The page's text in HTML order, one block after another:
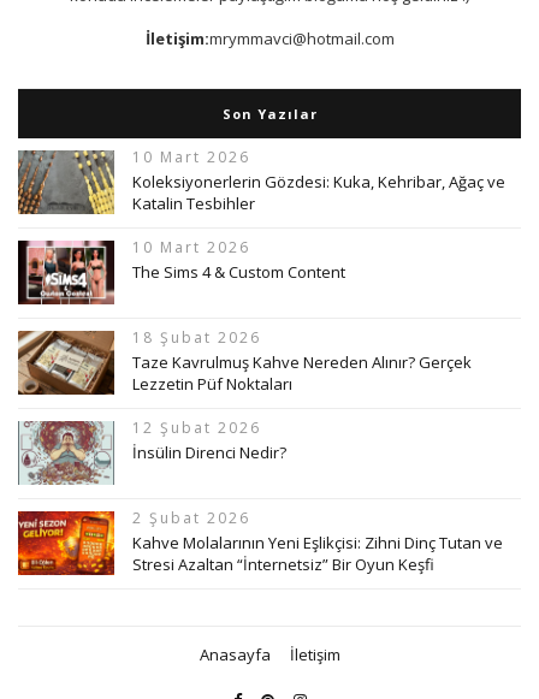
İletişim:mrymmavci@hotmail.com
Son Yazılar
10 Mart 2026
Koleksiyonerlerin Gözdesi: Kuka, Kehribar, Ağaç ve
Katalin Tesbihler
10 Mart 2026
The Sims 4 & Custom Content
18 Şubat 2026
Taze Kavrulmuş Kahve Nereden Alınır? Gerçek
Lezzetin Püf Noktaları
12 Şubat 2026
İnsülin Direnci Nedir?
2 Şubat 2026
Kahve Molalarının Yeni Eşlikçisi: Zihni Dinç Tutan ve
Stresi Azaltan “İnternetsiz” Bir Oyun Keşfi
Anasayfa İletişim